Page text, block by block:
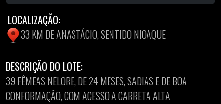
LOCALIZAÇÃO:
33 KM DE ANASTÁCIO, SENTIDO NIOAQUE
DESCRIÇÃO DO LOTE:
39 FÊMEAS NELORE, DE 24 MESES, SADIAS E DE BOA
CONFORMAÇÃO, COM ACESSO A CARRETA ALTA